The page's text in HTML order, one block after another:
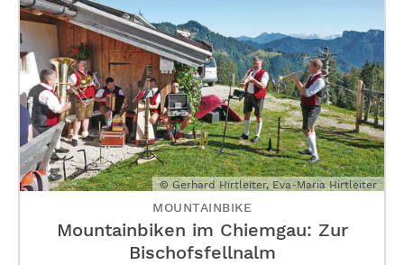
© Gerhard Hirtleiter, Eva-Maria Hirtleiter
MOUNTAINBIKE
Mountainbiken im Chiemgau: Zur
Bischofsfellnalm